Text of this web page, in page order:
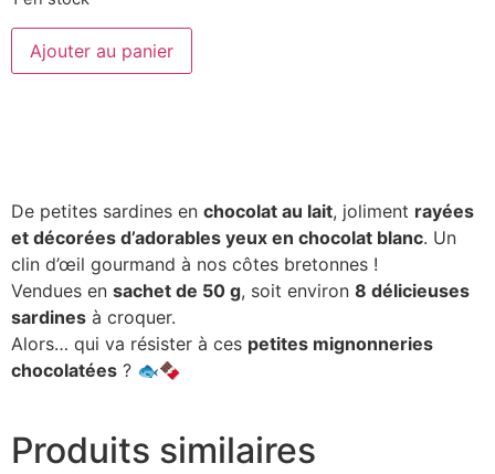
Ajouter au panier
De petites sardines en chocolat au lait, joliment rayées
et décorées d’adorables yeux en chocolat blanc. Un
clin d’œil gourmand à nos côtes bretonnes !
Vendues en sachet de 50 g, soit environ 8 délicieuses
sardines à croquer.
Alors… qui va résister à ces petites mignonneries
chocolatées ? 🐟🍫
Produits similaires